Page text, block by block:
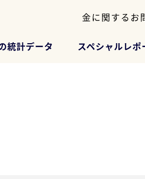
金に関するお
統計データ スペシャルレポ